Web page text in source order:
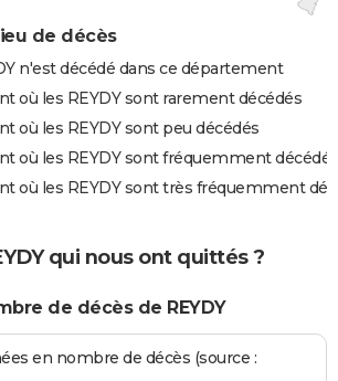
de décès
n'est décédé dans ce département
où les REYDY sont rarement décédés
où les REYDY sont peu décédés
où les REYDY sont fréquemment décédés
où les REYDY sont très fréquemment
qui nous ont quittés ?
de décès de REYDY
en nombre de décès (source :